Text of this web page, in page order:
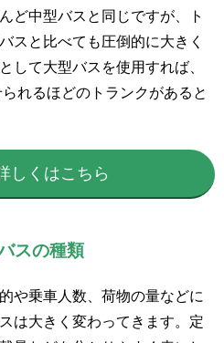
ど中型バスと同じですが、ト
スと比べても圧倒的に大きく
して大型バスを使用すれば、
れるほどのトランクがあると
しくはこちら
スの種類
や乗車人数、荷物の量などに
は大きく変わってきます。定